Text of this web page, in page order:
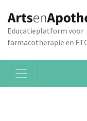
Educatieplatform voor
farmacotherapie en